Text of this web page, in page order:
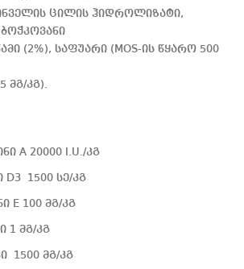
ცილის ჰიდროლიზატი,
(2%), საფუარი (MOS-ის წყარო 500
მგ/კგ).
A 20000 I.U./კგ
D3 1500 სე/კგ
E 100 მგ/კგ
1 მგ/კგ
1500 მგ/კგ